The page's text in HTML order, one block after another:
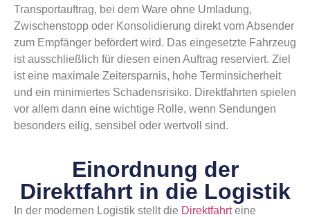
Transportauftrag, bei dem Ware ohne Umladung,
Zwischenstopp oder Konsolidierung direkt vom Absender
zum Empfänger befördert wird. Das eingesetzte Fahrzeug
ist ausschließlich für diesen einen Auftrag reserviert. Ziel
ist eine maximale Zeitersparnis, hohe Terminsicherheit
und ein minimiertes Schadensrisiko. Direktfahrten spielen
vor allem dann eine wichtige Rolle, wenn Sendungen
besonders eilig, sensibel oder wertvoll sind.
Einordnung der
Direktfahrt in die Logistik
In der modernen Logistik stellt die Direktfahrteine